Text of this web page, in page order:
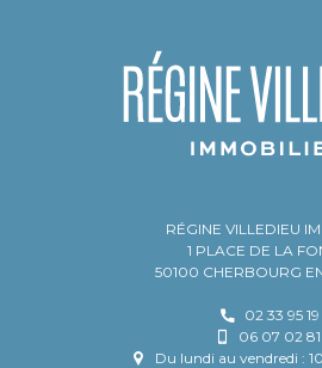
RÉGINE VILLEDIEU
1 PLACE DE LA
50100 CHERBOURG
02 33 95 19
06 07 02
Du lundi au vendredi :